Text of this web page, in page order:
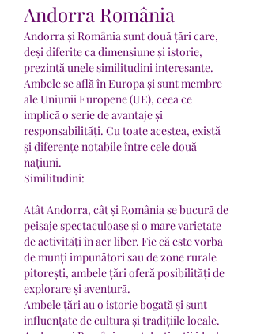
Andorra România
Andorra și România sunt două țări care,
deși diferite ca dimensiune și istorie,
prezintă unele similitudini interesante.
Ambele se află în Europa și sunt membre
ale Uniunii Europene (UE), ceea ce
implică o serie de avantaje și
responsabilități. Cu toate acestea, există
și diferențe notabile între cele două
națiuni.
Similitudini:
Atât Andorra, cât și România se bucură de
peisaje spectaculoase și o mare varietate
de activități în aer liber. Fie că este vorba
de munți impunători sau de zone rurale
pitorești, ambele țări oferă posibilități de
explorare și aventură.
Ambele țări au o istorie bogată și sunt
influențate de cultura și tradițiile locale.